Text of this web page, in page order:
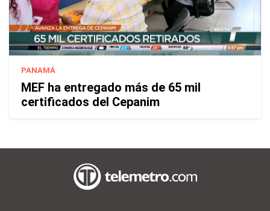
PANAMÁ
MEF ha entregado más de 65 mil
certificados del Cepanim